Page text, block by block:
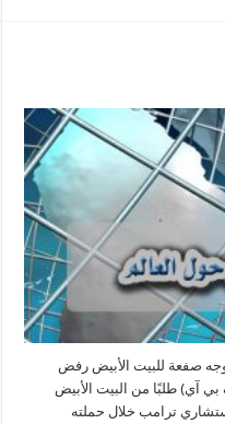
صفعة للبيت الأبيض رفض
بي آي) طلبًا من البيت الأبيض
ترامب خلال حملته